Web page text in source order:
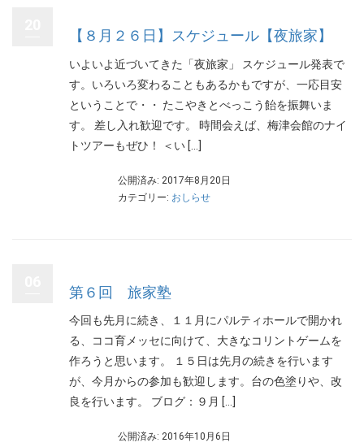
【８月２６日】スケジュール【夜旅家】
いよいよ近づいてきた「夜旅家」 スケジュール発表で
す。いろいろ変わることもあるかもですが、一応目安
ということで・・ たこやきとべっこう飴を振舞いま
す。 差し入れ歓迎です。 時間会えば、梅津会館のナイ
トツアーもぜひ！ ＜い […]
公開済み: 2017年8月20日
カテゴリー: おしらせ
第６回 旅家塾
今回も先月に続き、１１月にパルティホールで開かれ
る、ココ育メッセに向けて、大きなコリントゲームを
作ろうと思います。 １５日は先月の続きを行います
が、今月からの参加も歓迎します。台の色塗りや、改
良を行います。 ブログ：９月 […]
公開済み: 2016年10月6日